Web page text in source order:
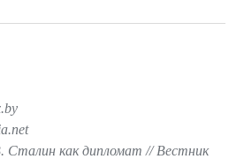
как дипломат // Вестник